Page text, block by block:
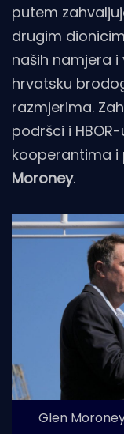
putem
drugim
naših namjera
hrvatsku
razmjerima.
podršci i
kooperantima i
Moroney.
Glen